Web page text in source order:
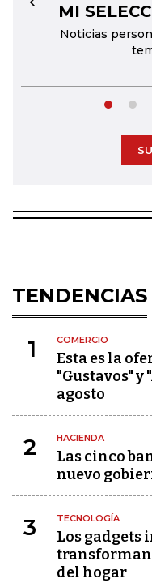
MI
Noticias
←
TENDENCIAS
1 COMERCIO
Esta es la
"Gustavos" y
agosto
2 HACIENDA
Las cinco
nuevo
3 TECNOLOGÍA
Los gadgets
del hogar